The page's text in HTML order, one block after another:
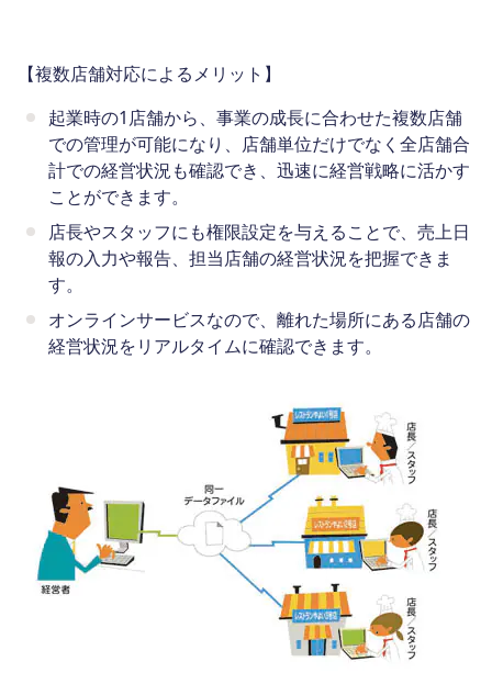
【複数店舗対応によるメリット】
起業時の1店舗から、事業の成長に合わせた複数店舗
での管理が可能になり、店舗単位だけでなく全店舗合
計での経営状況も確認でき、迅速に経営戦略に活かす
ことができます。
店長やスタッフにも権限設定を与えることで、売上日
報の入力や報告、担当店舗の経営状況を把握できま
す。
オンラインサービスなので、離れた場所にある店舗の
経営状況をリアルタイムに確認できます。